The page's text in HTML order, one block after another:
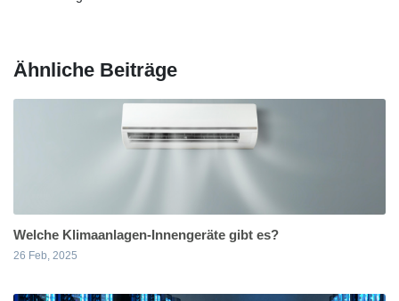
Ähnliche Beiträge
Welche Klimaanlagen-Innengeräte gibt es?
26 Feb, 2025